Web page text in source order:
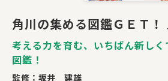
角川の集める図鑑ＧＥＴ！
考える力を育む、いちばん新し
図鑑！
監修： 坂井 建雄